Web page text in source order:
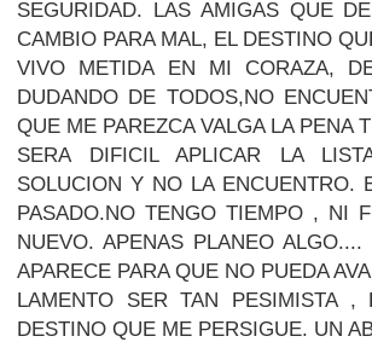
SEGURIDAD. LAS AMIGAS QUE
CAMBIO PARA MAL, EL DESTINO
VIVO METIDA EN MI CORAZA,
DUDANDO DE TODOS,NO
QUE ME PAREZCA VALGA LA PENA
SERA DIFICIL APLICAR LA
SOLUCION Y NO LA ENCUENTRO.
PASADO.NO TENGO TIEMPO , NI
NUEVO. APENAS PLANEO
APARECE PARA QUE NO PUEDA
LAMENTO SER TAN PESIMISTA
DESTINO QUE ME PERSIGUE. UN